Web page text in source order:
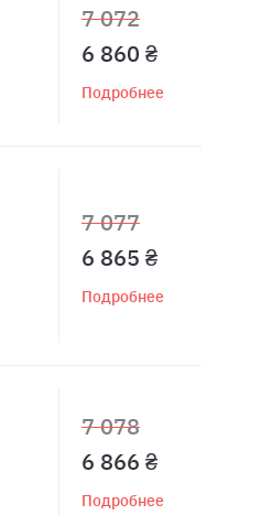
7 072
6 860 ₴
Подробнее
7 077
6 865 ₴
Подробнее
7 078
6 866 ₴
Подробнее